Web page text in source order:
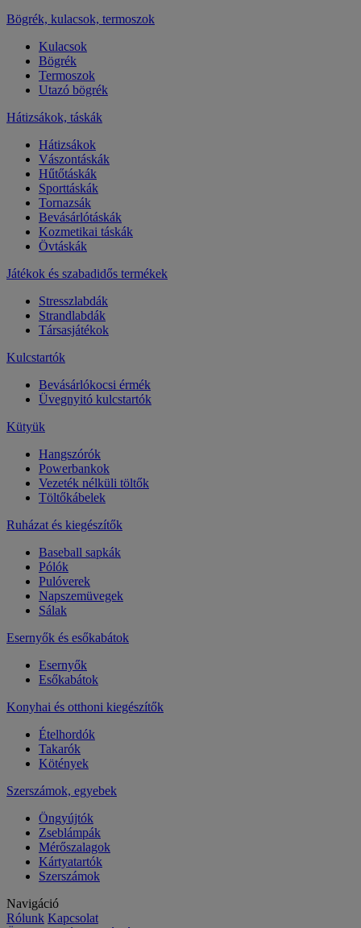
Bögrék, kulacsok, termoszok
Kulacsok
Bögrék
Termoszok
Utazó bögrék
Hátizsákok, táskák
Hátizsákok
Vászontáskák
Hűtőtáskák
Sporttáskák
Tornazsák
Bevásárlótáskák
Kozmetikai táskák
Övtáskák
Játékok és szabadidős termékek
Stresszlabdák
Strandlabdák
Társasjátékok
Kulcstartók
Bevásárlókocsi érmék
Üvegnyitó kulcstartók
Kütyük
Hangszórók
Powerbankok
Vezeték nélküli töltők
Töltőkábelek
Ruházat és kiegészítők
Baseball sapkák
Pólók
Pulóverek
Napszemüvegek
Sálak
Esernyők és esőkabátok
Esernyők
Esőkabátok
Konyhai és otthoni kiegészítők
Ételhordók
Takarók
Kötények
Szerszámok, egyebek
Öngyújtók
Zseblámpák
Mérőszalagok
Kártyatartók
Szerszámok
Navigáció
Rólunk Kapcsolat